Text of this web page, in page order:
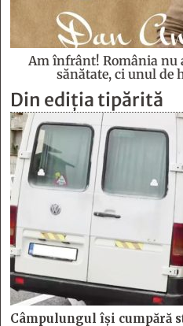
Am înfrânt! România
sănătate, ci unul de
Din ediția tipărită
Câmpulungul îşi cumpără